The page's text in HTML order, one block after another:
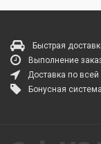
Быстрая
Выполнение
Доставка по всей
Бонусная система